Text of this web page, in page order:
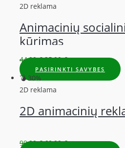
2D reklama
Animacinių
kūrimas
44,99€ 35,99€
PASIRINKTI SAVYBES
💣 30%
2D reklama
2D animacinių
99,99€ 69,99€